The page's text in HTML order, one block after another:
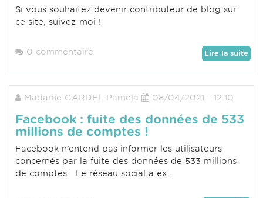
Si vous souhaitez devenir contributeur de blog sur
ce site, suivez-moi !
0 commentaire Lire la suite
Madame GARDEL Paméla 08/04/2021 - 12:10
Facebook : fuite des données de 533
millions de comptes !
Facebook n’entend pas informer les utilisateurs
concernés par la fuite des données de 533 millions
de comptes Le réseau social a ex...